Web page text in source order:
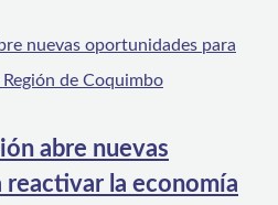
abre nuevas
la economía